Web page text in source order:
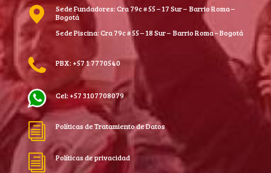
Sede Fundadores: Cra 79c # 55 – 17 Sur – Barrio Roma –
Bogotá
Sede Piscina: Cra 79c # 55 – 18 Sur – Barrio Roma – Bogotá
PBX: +57 1 7770540
Cel: +57 3107708079
i Políticas de Tratamiento de Datos
i Políticas de privacidad